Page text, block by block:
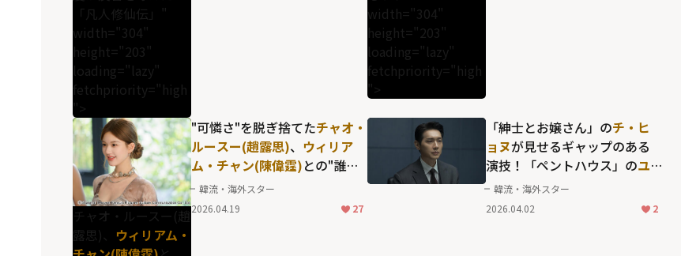
「凡人修仙伝」"
width="304"
height="203"
loading="lazy"
fetchpriority="high
">
width="304"
height="203"
loading="lazy"
fetchpriority="high
">
チャオ・ルースー(趙
露思)、 ウィリアム・
"可憐さ"を脱ぎ捨てたチャオ・
ルースー(趙露思)、 ウィリア
ム・チャン(陳偉霆)との"誰も
が羨む夫婦像"が反響を呼んだ
「私の完璧な結婚」
韓流・海外スター
2026.04.19
27
「紳士とお嬢さん」のチ・ヒ
ョヌが見せるギャップのある
演技！「ペントハウス」のユ
ジンとの共演で前代未聞の離
婚戦争を描いたドラマ「ファ
韓流・海外スター
2026.04.02
2